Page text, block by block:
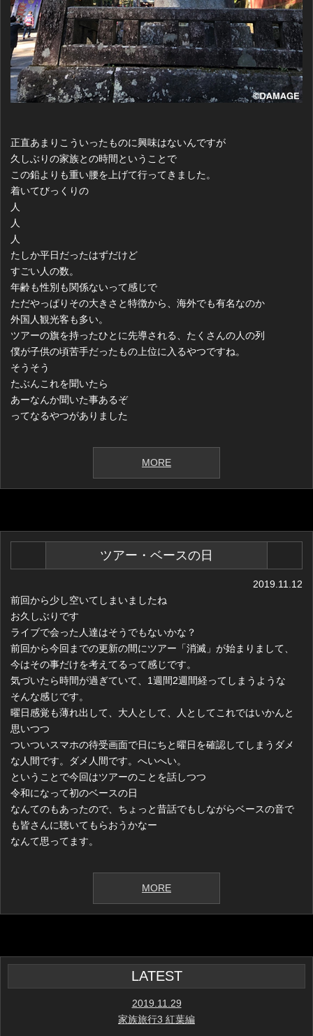
正直あまりこういったものに興味はないんですが
久しぶりの家族との時間ということで
この鉛よりも重い腰を上げて行ってきました。
着いてびっくりの
人
人
人
たしか平日だったはずだけど
すごい人の数。
年齢も性別も関係ないって感じで
ただやっぱりその大きさと特徴から、海外でも有名なのか
外国人観光客も多い。
ツアーの旗を持ったひとに先導される、たくさんの人の列
僕が子供の頃苦手だったもの上位に入るやつですね。
そうそう
たぶんこれを聞いたら
あーなんか聞いた事あるぞ
ってなるやつがありました
MORE
ツアー・ベースの日
2019.11.12
前回から少し空いてしまいましたね
お久しぶりです
ライブで会った人達はそうでもないかな？
前回から今回までの更新の間にツアー「消滅」が始まりまして、
今はその事だけを考えてるって感じです。
気づいたら時間が過ぎていて、1週間2週間経ってしまうような
そんな感じです。
曜日感覚も薄れ出して、大人として、人としてこれではいかんと
思いつつ
ついついスマホの待受画面で日にちと曜日を確認してしまうダメ
な人間です。ダメ人間です。へいへい。
ということで今回はツアーのことを話しつつ
令和になって初のベースの日
なんてのもあったので、ちょっと昔話でもしながらベースの音で
も皆さんに聴いてもらおうかなー
なんて思ってます。
MORE
LATEST
2019.11.29
家族旅行3 紅葉編